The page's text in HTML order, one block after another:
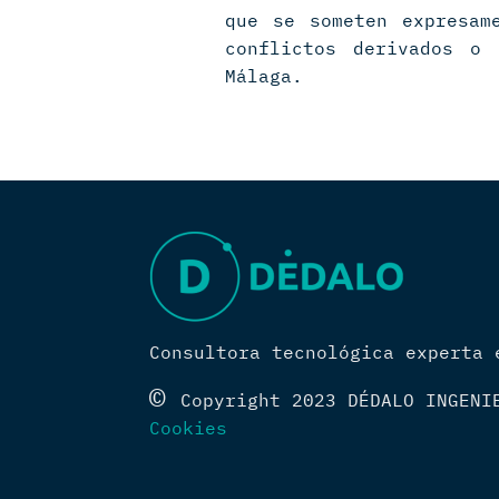
que se someten
conflictos derivados o
Málaga.
Consultora tecnológica
© Copyright 2023 DÉDALO
Cookies